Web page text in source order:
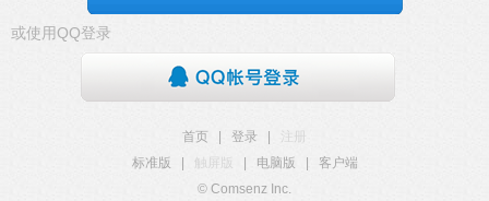
或使用QQ登录
首页 登录
注册
标准版
触屏版 电脑版
客户端
© Comsenz Inc.